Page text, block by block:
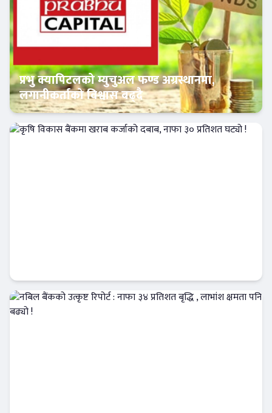
Banner News
प्रभु क्यापिटलको म्युचुअल फण्ड अग्रस्थानमा,
लगानीकर्ताको विश्वास बढ्दै
Banner News